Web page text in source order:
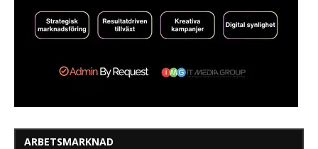
ARBETSMARKNAD